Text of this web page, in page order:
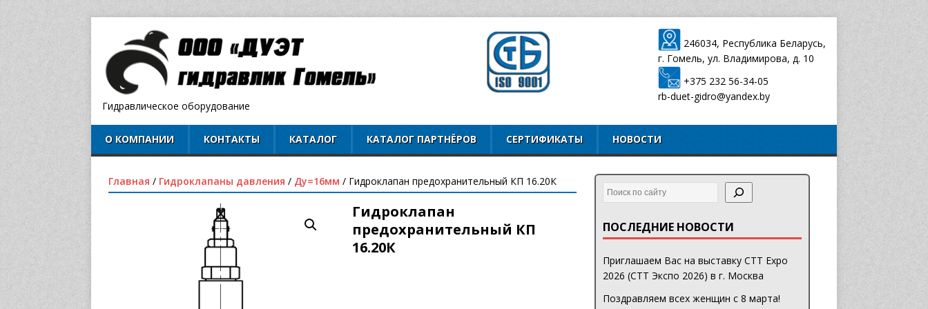
Гидравлическое оборудование
246034, Республика Беларусь,
г. Гомель, ул. Владимирова, д. 10
+375 232 56-34-05
rb-duet-gidro@yandex.by
О КОМПАНИИ КОНТАКТЫ КАТАЛОГ КАТАЛОГ ПАРТНЁРОВ СЕРТИФИКАТЫ НОВОСТИ
Главная / Гидроклапаны давления / Ду=16мм / Гидроклапан предохранительный КП 16.20К
Гидроклапан
предохранительный КП
16.20К
ПОСЛЕДНИЕ НОВОСТИ
Приглашаем Вас на выставку CTT Expo
2026 (СТТ Экспо 2026) в г. Москва
Поздравляем всех женщин с 8 марта!